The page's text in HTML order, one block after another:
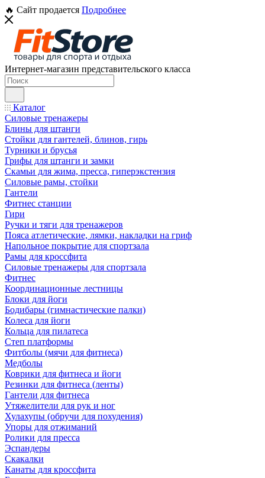
🔥 Сайт продается Подробнее
Интернет-магазин представительского класса
Каталог
Силовые тренажеры
Блины для штанги
Стойки для гантелей, блинов, гирь
Турники и брусья
Грифы для штанги и замки
Скамьи для жима, пресса, гиперэкстензия
Силовые рамы, стойки
Гантели
Фитнес станции
Гири
Ручки и тяги для тренажеров
Пояса атлетические, лямки, накладки на гриф
Напольное покрытие для спортзала
Рамы для кроссфита
Силовые тренажеры для спортзала
Фитнес
Координационные лестницы
Блоки для йоги
Бодибары (гимнастические палки)
Колеса для йоги
Кольца для пилатеса
Степ платформы
Фитболы (мячи для фитнеса)
Медболы
Коврики для фитнеса и йоги
Резинки для фитнеса (ленты)
Гантели для фитнеса
Утяжелители для рук и ног
Хулахупы (обручи для похудения)
Упоры для отжиманий
Ролики для пресса
Эспандеры
Скакалки
Канаты для кроссфита